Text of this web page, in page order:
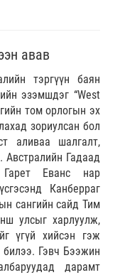
авав
тэргүүн баян
эзэмшдэг “West
том орлогын эх
зориулсан бол
аливаа шалгалт,
Австралийн Гадаад
Еванс нар
Канберраг
сангийн сайд Тим
улсыг харлуулж,
үгүй хийсэн гэж
билээ. Гэвч Бээжин
дарамт